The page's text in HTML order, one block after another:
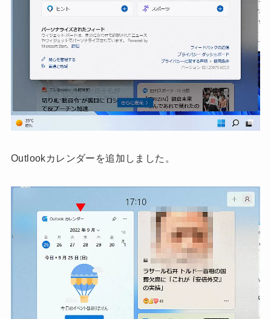
Outlookカレンダーを追加しました。